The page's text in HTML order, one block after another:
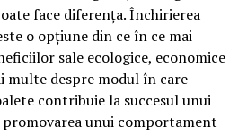
care necesită performanțe
cu numeroase specificații ale
în special motoarelor
diesel, inclusiv celor echipate cu:
face diferența. Închirierea
o opțiune din ce în ce mai
sale ecologice, economice
multe despre modul în care
contribuie la succesul unui
unui comportament